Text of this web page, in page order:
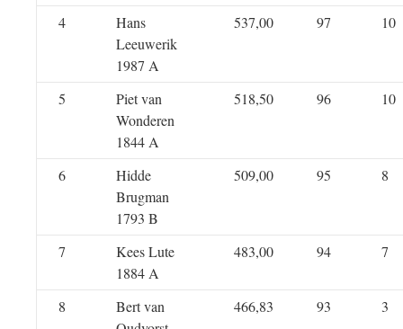
4
Hans
Leeuwerik
1987 A
537,00 97 10
5
Piet van
Wonderen
1844 A
518,50 96 10
6
Hidde
Brugman
1793 B
509,00 95 8
7
Kees Lute
1884 A
483,00 94 7
8
Bert van
466,83 93 3